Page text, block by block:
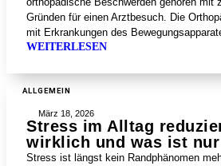
Gründen für einen Arztbesuch. Die
mit Erkrankungen des
WEITERLESEN
ALLGEMEIN
März 18, 2026
Stress im Alltag
wirklich und was ist
Stress ist längst kein Randphänomen